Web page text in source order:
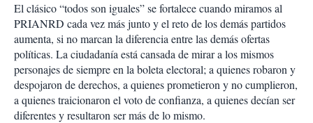
El clásico “todos son iguales” se fortalece cuando miramos al
PRIANRD cada vez más junto y el reto de los demás partidos
aumenta, si no marcan la diferencia entre las demás ofertas
políticas. La ciudadanía está cansada de mirar a los mismos
personajes de siempre en la boleta electoral; a quienes robaron y
despojaron de derechos, a quienes prometieron y no cumplieron,
a quienes traicionaron el voto de confianza, a quienes decían ser
diferentes y resultaron ser más de lo mismo.